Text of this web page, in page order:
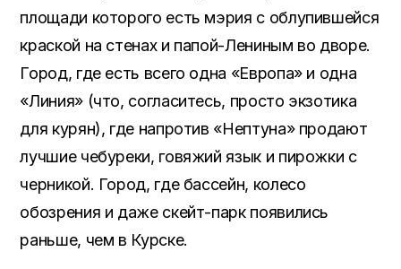
площади которого есть мэрия с облупившейся
краской на стенах и папой-Лениным во дворе.
Город, где есть всего одна «Европа» и одна
«Линия» (что, согласитесь, просто экзотика
для курян), где напротив «Нептуна» продают
лучшие чебуреки, говяжий язык и пирожки с
черникой. Город, где бассейн, колесо
обозрения и даже скейт-парк появились
раньше, чем в Курске.